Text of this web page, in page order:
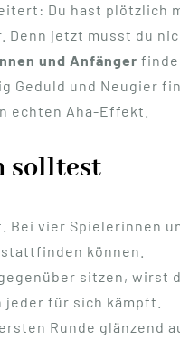
Du hast plötzlich
Denn jetzt musst du
und Anfänger
Geduld und Neugier
echten Aha-Effekt.
solltest
Bei vier Spielerinnen
können.
sitzen,
jeder für sich kämpft.
Runde glänzend